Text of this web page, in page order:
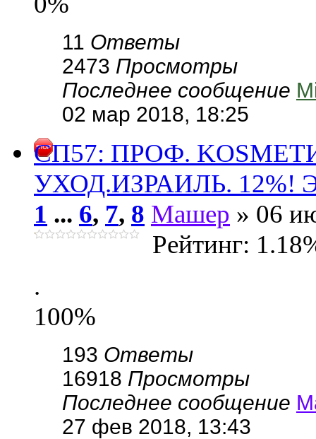
11 Ответы
2473 Просмотры
Последнее сообщение
02 мар 2018, 18:25
СП57: ПРОФ.
УХОД.ИЗРАИЛЬ. 12%!
1 ... 6, 7, 8 Машер » 06
Рейтинг:
.
100%
193 Ответы
16918 Просмотры
Последнее сообщение
27 фев 2018, 13:43